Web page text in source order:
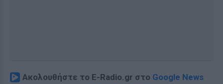
Ακολουθήστε το E-Radio.gr στο Google News